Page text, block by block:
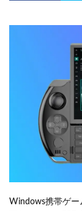
Windows携帯ゲー